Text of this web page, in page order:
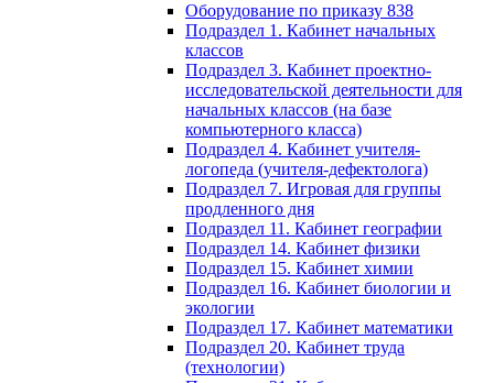
Оборудование по приказу 838
Подраздел 1. Кабинет начальных
классов
Подраздел 3. Кабинет проектно-
исследовательской деятельности для
начальных классов (на базе
компьютерного класса)
Подраздел 4. Кабинет учителя-
логопеда (учителя-дефектолога)
Подраздел 7. Игровая для группы
продленного дня
Подраздел 11. Кабинет географии
Подраздел 14. Кабинет физики
Подраздел 15. Кабинет химии
Подраздел 16. Кабинет биологии и
экологии
Подраздел 17. Кабинет математики
Подраздел 20. Кабинет труда
(технологии)